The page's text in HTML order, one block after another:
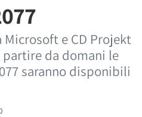
e CD Projekt
partire da domani le
saranno disponibili